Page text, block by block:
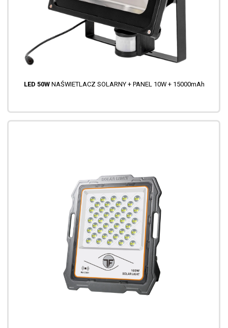
LED 50WNAŚWIETLACZ SOLARNY + PANEL 10W + 15000mAh